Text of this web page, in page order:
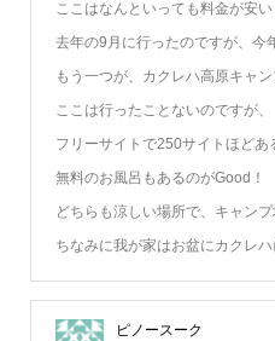
ここはなんといっても料金が安い
去年の9月に行ったのですが、今
もう一つが、カクレハ高原キャン
ここは行ったことないのですが、
フリーサイトで250サイトほどあ
無料のお風呂もあるのがGood！
どちらも涼しい場所で、キャンプ
ちなみに我が家はお盆にカクレハ
ピノースーク